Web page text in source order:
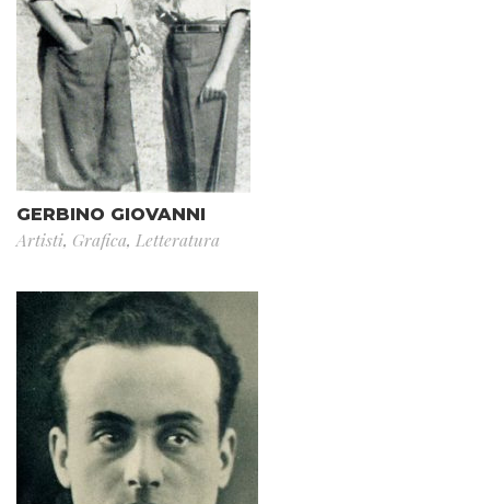
GERBINO GIOVANNI
Artisti, Grafica, Letteratura